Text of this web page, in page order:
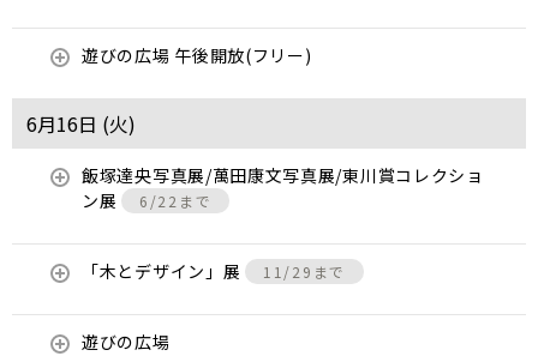
遊びの広場 午後開放(フリー)
6月16日 (火)
飯塚達央写真展/萬田康文写真展/東川賞コレクショ
ン展
6/22まで
「木とデザイン」展 11/29まで
遊びの広場